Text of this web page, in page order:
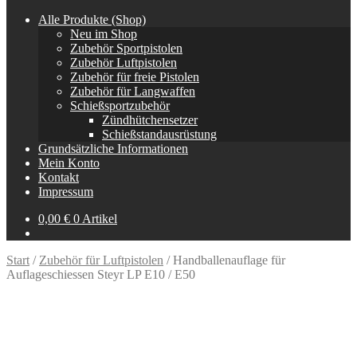
Alle Produkte (Shop)
Neu im Shop
Zubehör Sportpistolen
Zubehör Luftpistolen
Zubehör für freie Pistolen
Zubehör für Langwaffen
Schießsportzubehör
Zündhütchensetzer
Schießstandausrüstung
Grundsätzliche Informationen
Mein Konto
Kontakt
Impressum
0,00 € 0 Artikel
Start / Zubehör für Luftpistolen /Handballenauflage für
Auflageschiessen Steyr LP E10 / E50